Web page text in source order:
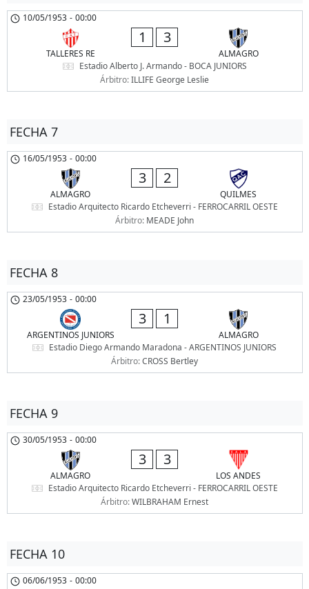
10/05/1953 - 00:00
TALLERES RE
1 3
ALMAGRO
Estadio Alberto J. Armando - BOCA JUNIORS
Árbitro:ILLIFE George Leslie
FECHA 7
16/05/1953 - 00:00
ALMAGRO
3 2
QUILMES
Estadio Arquitecto Ricardo Etcheverri - FERROCARRIL OESTE
Árbitro: MEADE John
FECHA 8
23/05/1953 - 00:00
ARGENTINOS JUNIORS
3 1
ALMAGRO
Estadio Diego Armando Maradona - ARGENTINOS JUNIORS
Árbitro:CROSS Bertley
FECHA 9
30/05/1953 - 00:00
ALMAGRO
3 3
LOS ANDES
Estadio Arquitecto Ricardo Etcheverri - FERROCARRIL OESTE
Árbitro:WILBRAHAM Ernest
FECHA 10
06/06/1953 - 00:00